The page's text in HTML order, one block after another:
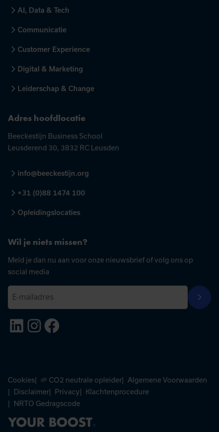
AI, Data & Tech
Communicatie
Customer Experience
Digital & Marketing
Leiderschap & Change
Adres hoofdlocatie
Beeckestijn Business School
Leusderend 30, 3832 RC Leusden
info@beeckestijn.org
+31 (0)88 1474 100
Opleidingslocaties
Wil je niets missen?
Meld je dan nu aan voor onze nieuwsbrief of volg ons op
social media
-
m
a
d
r
e
LinkedIn InstagramFacebook
Cookies 🌱 CO2 neutrale opleider
Algemene Voorwaarden
Disclaimer
Privacy
Klachtenprocedure
NRTO Gedragscode